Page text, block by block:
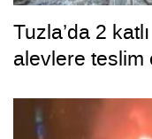
Tuzla’da 2
alevlere teslim